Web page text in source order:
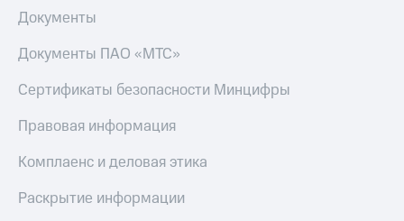
Документы
Документы ПАО «МТС»
Сертификаты безопасности Минцифры
Правовая информация
Комплаенс и деловая этика
Раскрытие информации